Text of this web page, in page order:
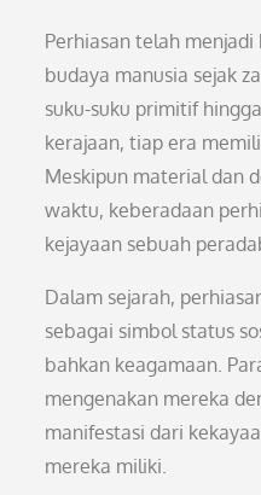
Perhiasan telah
budaya manusia sejak
suku-suku primitif
kerajaan, tiap era
Meskipun material dan
waktu, keberadaan
kejayaan sebuah
Dalam sejarah,
sebagai simbol status
bahkan keagamaan.
mengenakan mereka
manifestasi dari
mereka miliki.